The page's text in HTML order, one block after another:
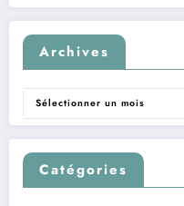
Archives
Archives
Catégories